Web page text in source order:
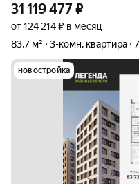
31 119 477₽
от 124 214 ₽ в месяц
83,7 м²
3-комн. квартира
новостройка